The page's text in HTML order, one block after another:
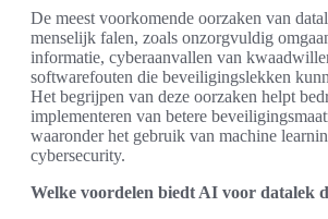
De meest voorkomende oorzaken van
menselijk falen, zoals onzorgvuldig
informatie, cyberaanvallen van
softwarefouten die beveiligingslekken
Het begrijpen van deze oorzaken helpt
implementeren van betere
waaronder het gebruik van machine
cybersecurity.
Welke voordelen biedt AI voor datalek